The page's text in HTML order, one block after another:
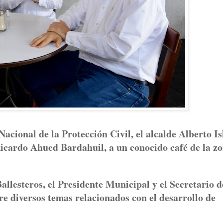
de la Protección Civil, el alcalde Alberto
Ahued Bardahuil, a un conocido café de la
el Presidente Municipal y el Secretario
diversos temas relacionados con el desarrollo de